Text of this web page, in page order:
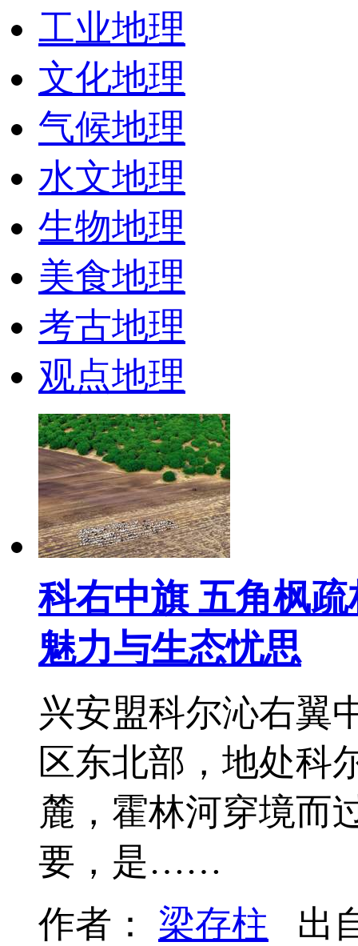
工业地理
文化地理
气候地理
水文地理
生物地理
美食地理
考古地理
观点地理
科右中旗 五角枫
魅力与生态忧思
兴安盟科尔沁右翼
区东北部，地处科
麓，霍林河穿境而
要，是……
作者： 梁存柱 出